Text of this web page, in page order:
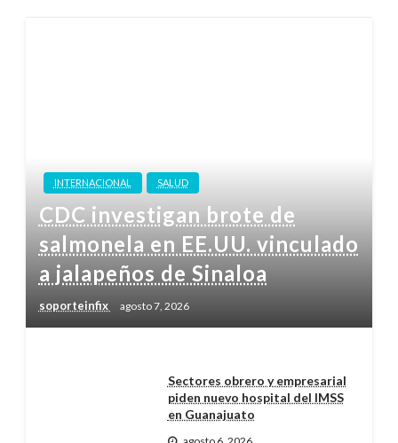
INTERNACIONAL SALUD
CDC investigan brote de
salmonela en EE.UU. vinculado
a jalapeños de Sinaloa
soporteinfix agosto 7, 2026
Sectores obrero y empresarial
piden nuevo hospital del IMSS
en Guanajuato